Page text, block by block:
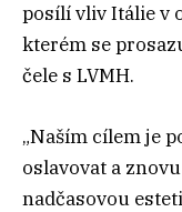
posílí vliv Itálie v
kterém se
čele s LVMH.
„Naším cílem je
oslavovat a
nadčasovou